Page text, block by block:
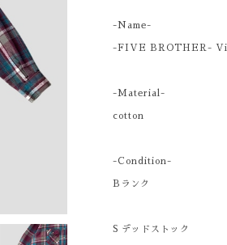
-Name-
-FIVE BROTHER-
-Material-
cotton
-Condition-
Bランク
S デッドストック